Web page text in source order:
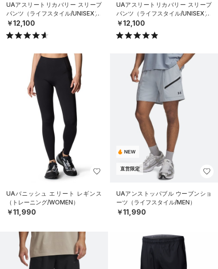
UAアスリートリカバリー スリープ
パンツ（ライフスタイル/UNISEX）
￥12,100
UAアスリートリカバリー スリープ
パンツ（ライフスタイル/UNISEX）
￥12,100
UAバニッシュ エリート レギンス
（トレーニング/WOMEN）
￥11,990
NEW
直営限定
UAアンストッパブル ウーブンショ
ーツ（ライフスタイル/MEN）
￥11,990